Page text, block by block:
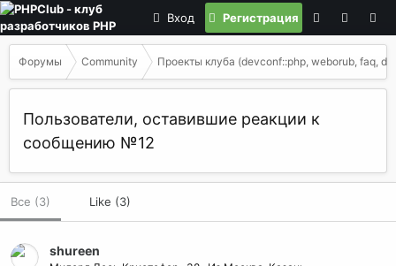
Вход Регистрация
Форумы Community Проекты клуба (devconf::php, weborub, faq,
Пользователи, оставившие реакции к
сообщению №12
Все (3) Like (3)
shureen